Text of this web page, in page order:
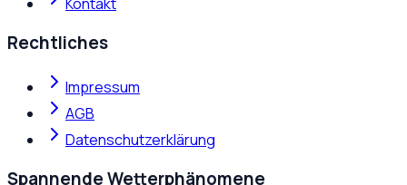
Rechtliches
Impressum
AGB
Datenschutzerklärung
Spannende Wetterphänomene